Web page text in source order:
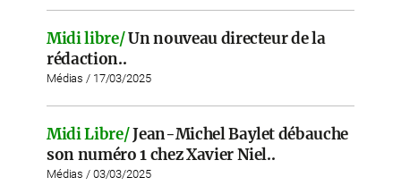
Midi libre/Un nouveau directeur de la
rédaction..
Médias / 17/03/2025
Midi Libre/Jean-Michel Baylet débauche
son numéro 1 chez Xavier Niel..
Médias / 03/03/2025